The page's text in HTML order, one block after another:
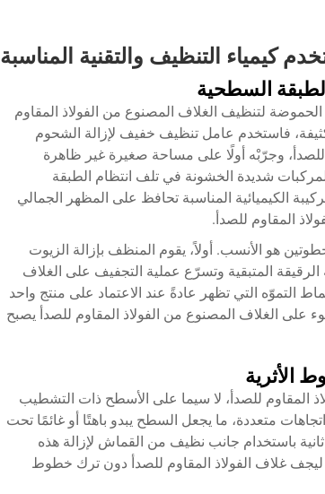
كيمياء التنظيف والتقنية المناسبة
السطحية
لتنظيف الغلاف المصنوع من الفولاذ المقاوم
فاستخدم عامل تنظيف خفيف لإزالة الشحوم
وجرّبْه أولًا على مساحة صغيرة غير ظاهرة
شديدة الخشونة في تلف انتظام الطبقة
الكيميائية المناسبة تحافظ على المظهر الجمالي
المقاوم للصدأ.
هو الأنسب. أولاً، يقوم المنظف بإزالة الزيوت
الرقيقة المتبقية وتسرّع عملية التجفيف على الغلاف
التموّه التي تظهر عادةً عند الاعتماد على منتج واحد
الغلاف المصنوع من الفولاذ المقاوم للصدأ يصبح
الأثرية
المقاوم للصدأ، لا سيما على الأسطح ذات التشطيب
متعددة، ما يجعل السطح يبدو باهتًا أو غائمًا تحت
ثانية باستخدام جانب نظيف من القماش لإزالة هذه
ليجف غلاف الفولاذ المقاوم للصدأ دون ترك خطوط